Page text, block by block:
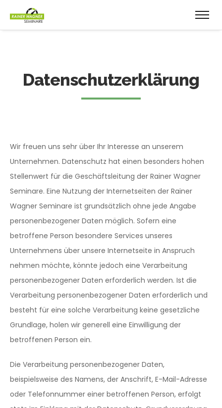
Datenschutzerklärung
Wir freuen uns sehr über Ihr Interesse an unserem
Unternehmen. Datenschutz hat einen besonders hohen
Stellenwert für die Geschäftsleitung der Rainer Wagner
Seminare. Eine Nutzung der Internetseiten der Rainer
Wagner Seminare ist grundsätzlich ohne jede Angabe
personenbezogener Daten möglich. Sofern eine
betroffene Person besondere Services unseres
Unternehmens über unsere Internetseite in Anspruch
nehmen möchte, könnte jedoch eine Verarbeitung
personenbezogener Daten erforderlich werden. Ist die
Verarbeitung personenbezogener Daten erforderlich und
besteht für eine solche Verarbeitung keine gesetzliche
Grundlage, holen wir generell eine Einwilligung der
betroffenen Person ein.
Die Verarbeitung personenbezogener Daten,
beispielsweise des Namens, der Anschrift, E-Mail-Adresse
oder Telefonnummer einer betroffenen Person, erfolgt